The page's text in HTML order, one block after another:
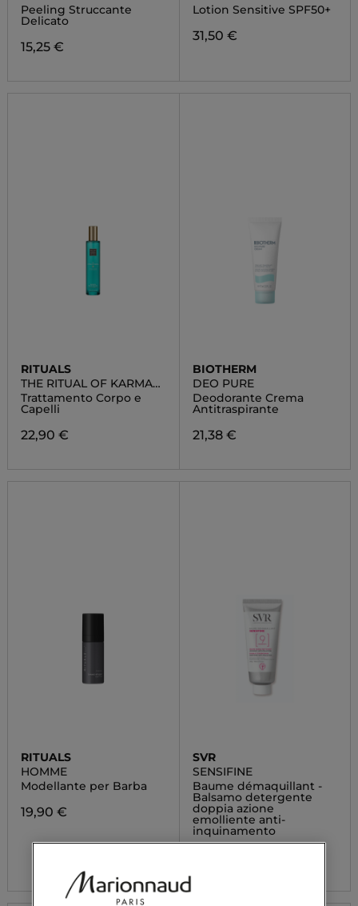
Peeling Struccante
Delicato
15,25 €
PROTECTOR
Lotion Sensitive SPF50+
31,50 €
RITUALS
THE RITUAL OF KARMA
HAIR & BODY MIST
Trattamento Corpo e
Capelli
22,90 €
BIOTHERM
DEO PURE
Deodorante Crema
Antitraspirante
21,38 €
RITUALS
HOMME
Modellante per Barba
19,90 €
SVR
SENSIFINE
Baume démaquillant -
Balsamo detergente
doppia azione
emolliente anti-
inquinamento